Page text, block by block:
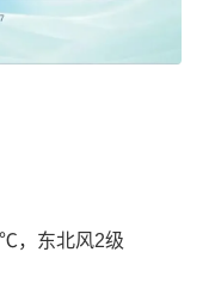
，东北风2级